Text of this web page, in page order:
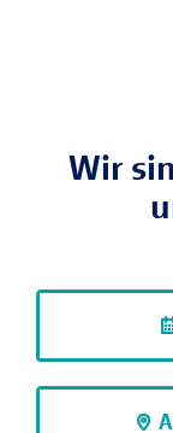
Wir